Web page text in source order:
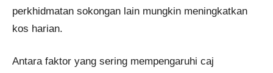
perkhidmatan sokongan lain mungkin meningkatkan
kos harian.
Antara faktor yang sering mempengaruhi caj